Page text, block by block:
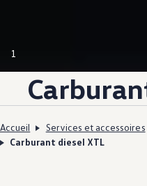
1
Accueil Services et accessoires
Carburant diesel XTL